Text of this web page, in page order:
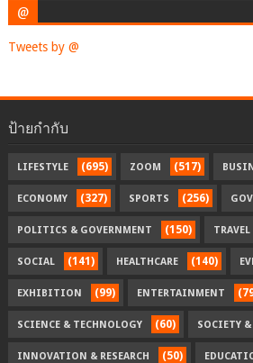
@
Tweets by @
ป้ายกำกับ
LIFESTYLE (695) ZOOM (517)
ECONOMY (327) SPORTS (256)
POLITICS & GOVERNMENT (150) TRAVEL
SOCIAL (141) HEALTHCARE (140)
EXHIBITION (99) ENTERTAINMENT
SCIENCE & TECHNOLOGY (60) SOCIETY
INNOVATION & RESEARCH (50)